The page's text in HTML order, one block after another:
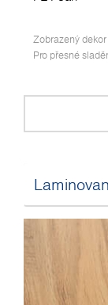
Zobrazený
Pro přesné